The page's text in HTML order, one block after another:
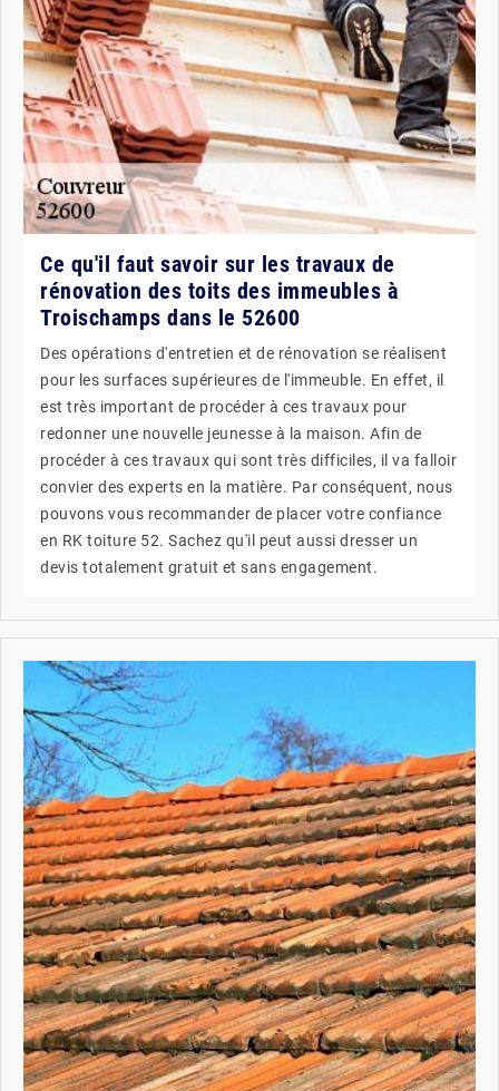
Ce qu'il faut savoir sur les travaux de
rénovation des toits des immeubles à
Troischamps dans le 52600
Des opérations d'entretien et de rénovation se réalisent
pour les surfaces supérieures de l'immeuble. En effet, il
est très important de procéder à ces travaux pour
redonner une nouvelle jeunesse à la maison. Afin de
procéder à ces travaux qui sont très difficiles, il va falloir
convier des experts en la matière. Par conséquent, nous
pouvons vous recommander de placer votre confiance
en RK toiture 52. Sachez qu'il peut aussi dresser un
devis totalement gratuit et sans engagement.